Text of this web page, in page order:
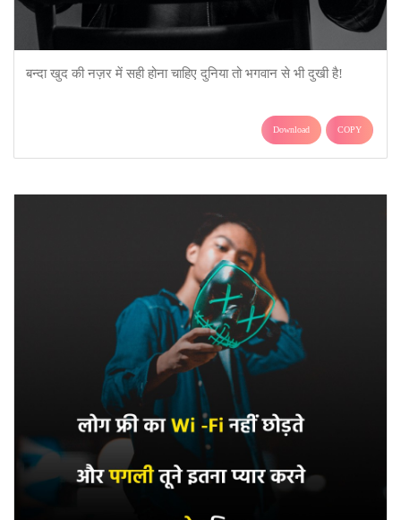
बन्दा खुद की नज़र में सही होना चाहिए दुनिया तो भगवान से भी दुखी है!
Download COPY